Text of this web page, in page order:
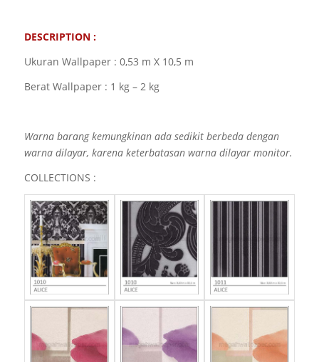
DESCRIPTION :
Ukuran Wallpaper : 0,53 m X 10,5 m
Berat Wallpaper : 1 kg – 2 kg
Warna barang kemungkinan ada sedikit berbeda dengan
warna dilayar, karena keterbatasan warna dilayar monitor.
COLLECTIONS :